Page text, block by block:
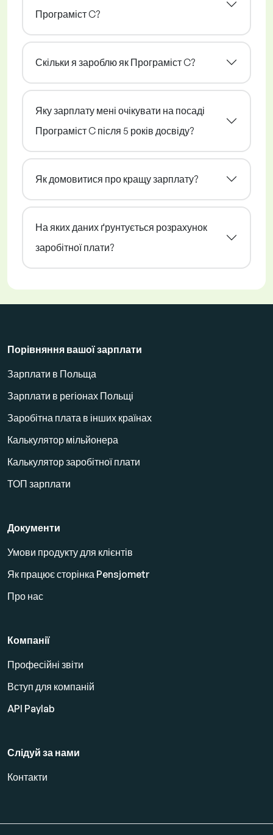
Програміст C?
Скільки я зароблю як Програміст C?
Яку зарплату мені очікувати на посаді
Програміст C після 5 років досвіду?
Як домовитися про кращу зарплату?
На яких даних ґрунтується розрахунок
заробітної плати?
Порівняння вашої зарплати
Зарплати в Польща
Зарплати в регіонах Польщі
Заробітна плата в інших країнах
Калькулятор мільйонера
Калькулятор заробітної плати
ТОП зарплати
Документи
Умови продукту для клієнтів
Як працює сторінка Pensjometr
Про нас
Компанії
Професійні звіти
Вступ для компаній
API Paylab
Слідуй за нами
Контакти